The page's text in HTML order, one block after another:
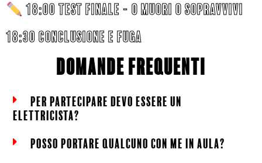
18:00 test finale - O MUORI O SOPRAVVIVI
18:30 CONCLUSIONE E FUGA
domande frequenti
per partecipare devo essere un
elettricista?
posso portare qualcuno con me in aula?